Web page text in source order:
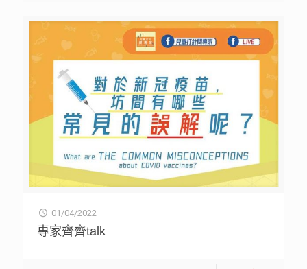
01/04/2022
專家齊齊talk